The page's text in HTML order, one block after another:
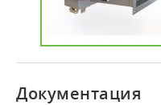
Документация